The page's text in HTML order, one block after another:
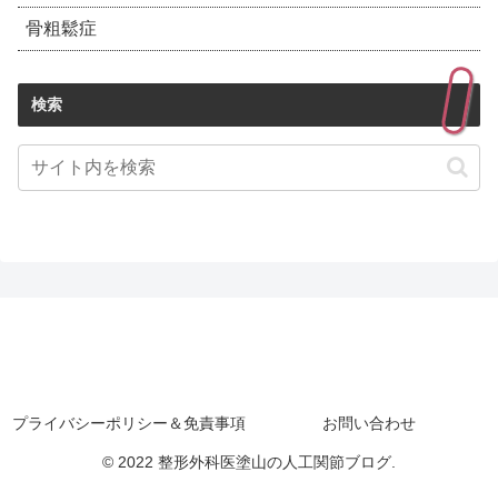
骨粗鬆症
検索
プライバシーポリシー＆免責事項 お問い合わせ
© 2022 整形外科医塗山の人工関節ブログ.